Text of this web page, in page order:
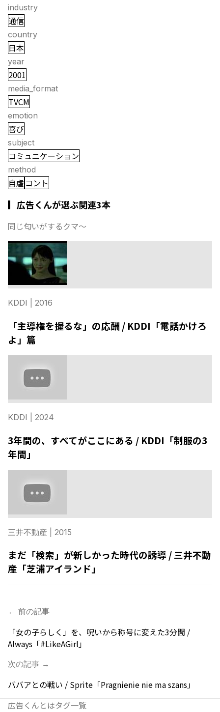
industry
通信
country
日本
year
2001
media_format
TVCM
emotion
喜び
subject
コミュニケーション
method
自虐 コント
▎広告くんが選ぶ関連3本
同じ匂いがするクマ〜
KDDI | 2016
「主導権を握るな」の応酬 / KDDI「電話かけろ
よ」篇
KDDI | 2024
3年間の、すべてがここにある / KDDI「制服の3
年間」
三井不動産 | 2015
まだ「検索」が新しかった時代の誘導 / 三井不動
産「芝浦アイランド」
← 前の記事
「女の子らしく」を、呪いから称号に変えた3分間 /
Always「#LikeAGirl」
次の記事 →
ババアとの戦い / Sprite「Pragnienie nie ma szans」
広告くんとはタグ一覧